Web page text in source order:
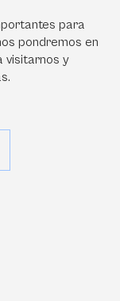
para
pondremos en
visitarnos y